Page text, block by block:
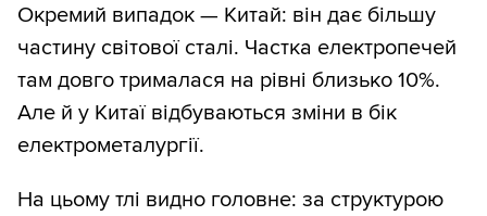
Окремий випадок — Китай: він дає більшу
частину світової сталі. Частка електропечей
там довго трималася на рівні близько 10%.
Але й у Китаї відбуваються зміни в бік
електрометалургії.
На цьому тлі видно головне: за структурою